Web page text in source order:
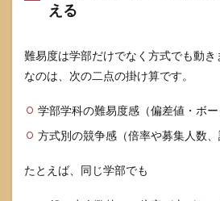
える
難易度は学部だけでなく方式でも動
なのは、次の二点の掛け算です。
学部学科の難易度感（偏差値・ボー
方式別の競争感（倍率や募集人数、
たとえば、同じ学部でも